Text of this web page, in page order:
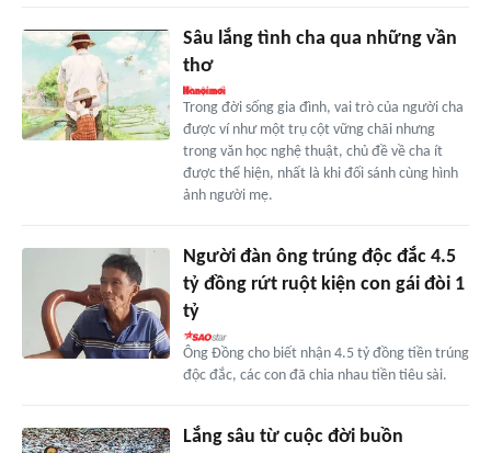
Sâu lắng tình cha qua những vần
thơ
Trong đời sống gia đình, vai trò của người cha
được ví như một trụ cột vững chãi nhưng
trong văn học nghệ thuật, chủ đề về cha ít
được thể hiện, nhất là khi đối sánh cùng hình
ảnh người mẹ.
Người đàn ông trúng độc đắc 4.5
tỷ đồng rứt ruột kiện con gái đòi 1
tỷ
Ông Đồng cho biết nhận 4.5 tỷ đồng tiền trúng
độc đắc, các con đã chia nhau tiền tiêu sài.
Lắng sâu từ cuộc đời buồn